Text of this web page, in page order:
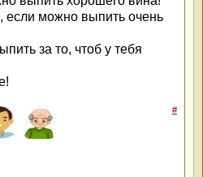
если можно выпить очень
за то, чтоб у тебя
#